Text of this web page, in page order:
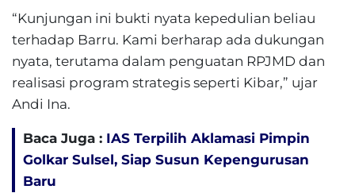
“Kunjungan ini bukti nyata kepedulian beliau
terhadap Barru. Kami berharap ada dukungan
nyata, terutama dalam penguatan RPJMD dan
realisasi program strategis seperti Kibar,” ujar
Andi Ina.
Baca Juga : IAS Terpilih Aklamasi Pimpin
Golkar Sulsel, Siap Susun Kepengurusan
Baru